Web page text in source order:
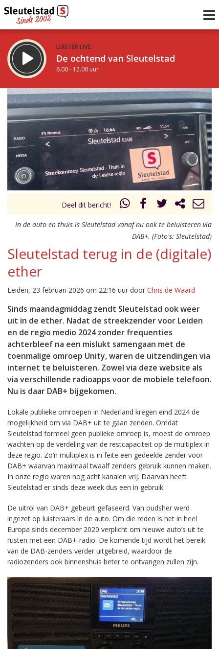
LUISTER LIVE:
De ochtend van Sleutelstad
6.00 - 12.00 uur
STRAKS:
De middag van Sleutelstad
12.00 - 18.00 uur
Vorig uur
uur 1 van 0 Volgend uur
Deel dit bericht!
In de auto en thuis is Sleutelstad vanaf nu ook te beluisteren via
DAB+. (Foto's: Sleutelstad)
Sleutelstad terug in de (digitale)
ether
Leiden, 23 februari 2026 om 22:16 uur door Chris de Waard
Sinds maandagmiddag zendt Sleutelstad ook weer
uit in de ether. Nadat de streekzender voor Leiden
en de regio medio 2024 zonder frequenties
achterbleef na een mislukt samengaan met de
toenmalige omroep Unity, waren de uitzendingen via
internet te beluisteren. Zowel via deze website als
via verschillende radioapps voor de mobiele telefoon.
Nu is daar DAB+ bijgekomen.
Lokale publieke omroepen in Nederland kregen eind 2024 de
mogelijkheid om via DAB+ uit te gaan zenden. Omdat
Sleutelstad formeel geen publieke omroep is, moest de omroep
wachten op de verdeling van de restcapaciteit op de multiplex in
deze regio. Zo’n multiplex is in feite een gedeelde zender voor
DAB+ waarvan maximaal twaalf zenders gebruik kunnen maken.
In onze regio waren nog acht kanalen vrij. Daarvan heeft
Sleutelstad er sinds deze week dus een in gebruik.
De uitrol van DAB+ gebeurt gefaseerd. Van oudsher werd
ingezet op luisteraars in de auto. Om die reden is het in heel
Europa sinds december 2020 verplicht om nieuwe auto’s uit te
rusten met een DAB+-radio. De komende tijd wordt het bereik
van de DAB-zenders verder uitgebreid, waardoor de
radiozenders ook binnenshuis beter te ontvangen zullen zijn.